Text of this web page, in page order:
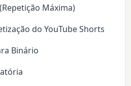
Máxima)
do YouTube Shorts
Binário